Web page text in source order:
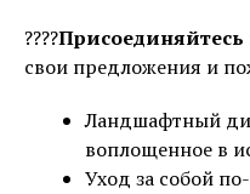
????Присоединяйтесь
свои предложения и
Ландшафтный
воплощенное в
Уход за собой